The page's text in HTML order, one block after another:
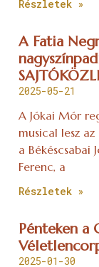
Részletek »
A Fatia
2025-05-21
A Jókai Mór
musical lesz
a Békéscsabai
Ferenc, a
Részletek »
Pénteken a
2025-01-30